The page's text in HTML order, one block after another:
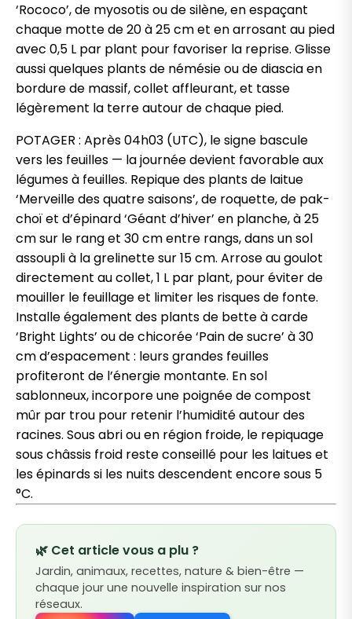
‘Rococo’, de myosotis ou de silène, en espaçant
chaque motte de 20 à 25 cm et en arrosant au pied
avec 0,5 L par plant pour favoriser la reprise. Glisse
aussi quelques plants de némésie ou de diascia en
bordure de massif, collet affleurant, et tasse
légèrement la terre autour de chaque pied.
POTAGER : Après 04h03 (UTC), le signe bascule
vers les feuilles — la journée devient favorable aux
légumes à feuilles. Repique des plants de laitue
‘Merveille des quatre saisons’, de roquette, de pak-
choï et d’épinard ‘Géant d’hiver’ en planche, à 25
cm sur le rang et 30 cm entre rangs, dans un sol
assoupli à la grelinette sur 15 cm. Arrose au goulot
directement au collet, 1 L par plant, pour éviter de
mouiller le feuillage et limiter les risques de fonte.
Installe également des plants de bette à carde
‘Bright Lights’ ou de chicorée ‘Pain de sucre’ à 30
cm d’espacement : leurs grandes feuilles
profiteront de l’énergie montante. En sol
sablonneux, incorpore une poignée de compost
mûr par trou pour retenir l’humidité autour des
racines. Sous abri ou en région froide, le repiquage
sous châssis froid reste conseillé pour les laitues et
les épinards si les nuits descendent encore sous 5
°C.
🌿 Cet article vous a plu ?
Jardin, animaux, recettes, nature & bien-être —
chaque jour une nouvelle inspiration sur nos
réseaux.